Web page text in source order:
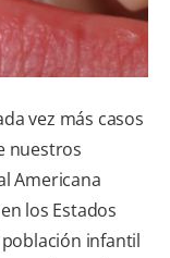
vez más casos
nuestros
Americana
los Estados
población infantil